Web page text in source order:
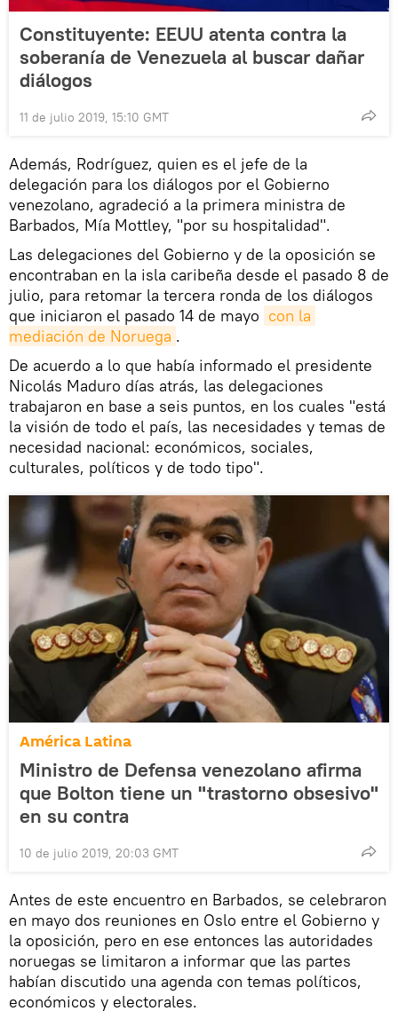
Constituyente: EEUU atenta contra la
soberanía de Venezuela al buscar dañar
diálogos
11 de julio 2019, 15:10 GMT
Además, Rodríguez, quien es el jefe de la
delegación para los diálogos por el Gobierno
venezolano, agradeció a la primera ministra de
Barbados, Mía Mottley, "por su hospitalidad".
Las delegaciones del Gobierno y de la oposición se
encontraban en la isla caribeña desde el pasado 8 de
julio, para retomar la tercera ronda de los diálogos
que iniciaron el pasado 14 de mayo con la
mediación de Noruega .
De acuerdo a lo que había informado el presidente
Nicolás Maduro días atrás, las delegaciones
trabajaron en base a seis puntos, en los cuales "está
la visión de todo el país, las necesidades y temas de
necesidad nacional: económicos, sociales,
culturales, políticos y de todo tipo".
América Latina
Ministro de Defensa venezolano afirma
que Bolton tiene un "trastorno obsesivo"
en su contra
10 de julio 2019, 20:03 GMT
Antes de este encuentro en Barbados, se celebraron
en mayo dos reuniones en Oslo entre el Gobierno y
la oposición, pero en ese entonces las autoridades
noruegas se limitaron a informar que las partes
habían discutido una agenda con temas políticos,
económicos y electorales.